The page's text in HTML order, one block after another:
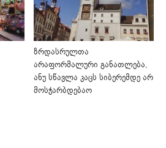
ზრდასრულთა
არაფორმალური განათლება,
ანუ სწავლა კაცს სიბერემდე არ
მოსჭარბდებაო